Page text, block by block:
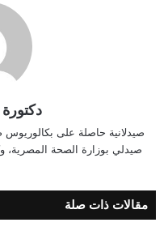
صيدلانية حاصلة على
صيدلي بوزارة الصحة المصرية،
مقالات ذات صلة